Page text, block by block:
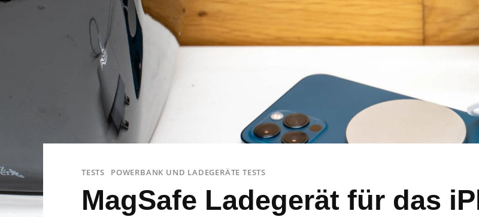
TESTS POWERBANK UND LADEGERÄTE TESTS
MagSafe Ladegerät für das